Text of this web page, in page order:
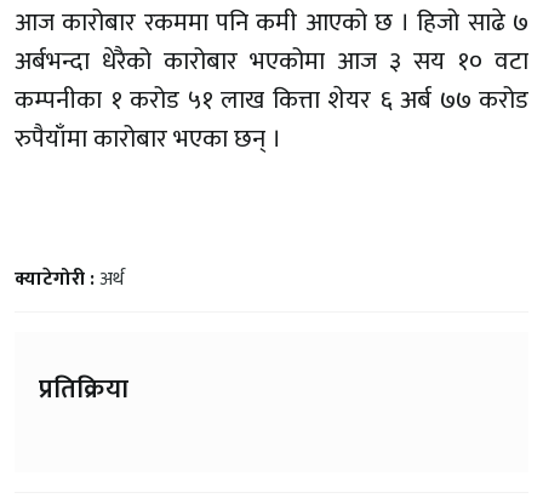
आज कारोबार रकममा पनि कमी आएको छ । हिजो साढे ७
अर्बभन्दा धेरैको कारोबार भएकोमा आज ३ सय १० वटा
कम्पनीका १ करोड ५१ लाख कित्ता शेयर ६ अर्ब ७७ करोड
रुपैयाँमा कारोबार भएका छन् ।
क्याटेगोरी :अर्थ
प्रतिक्रिया